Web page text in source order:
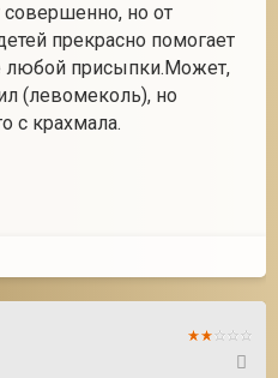
совершенно, но от
прекрасно помогает
присыпки.Может,
(левомеколь), но
с крахмала.